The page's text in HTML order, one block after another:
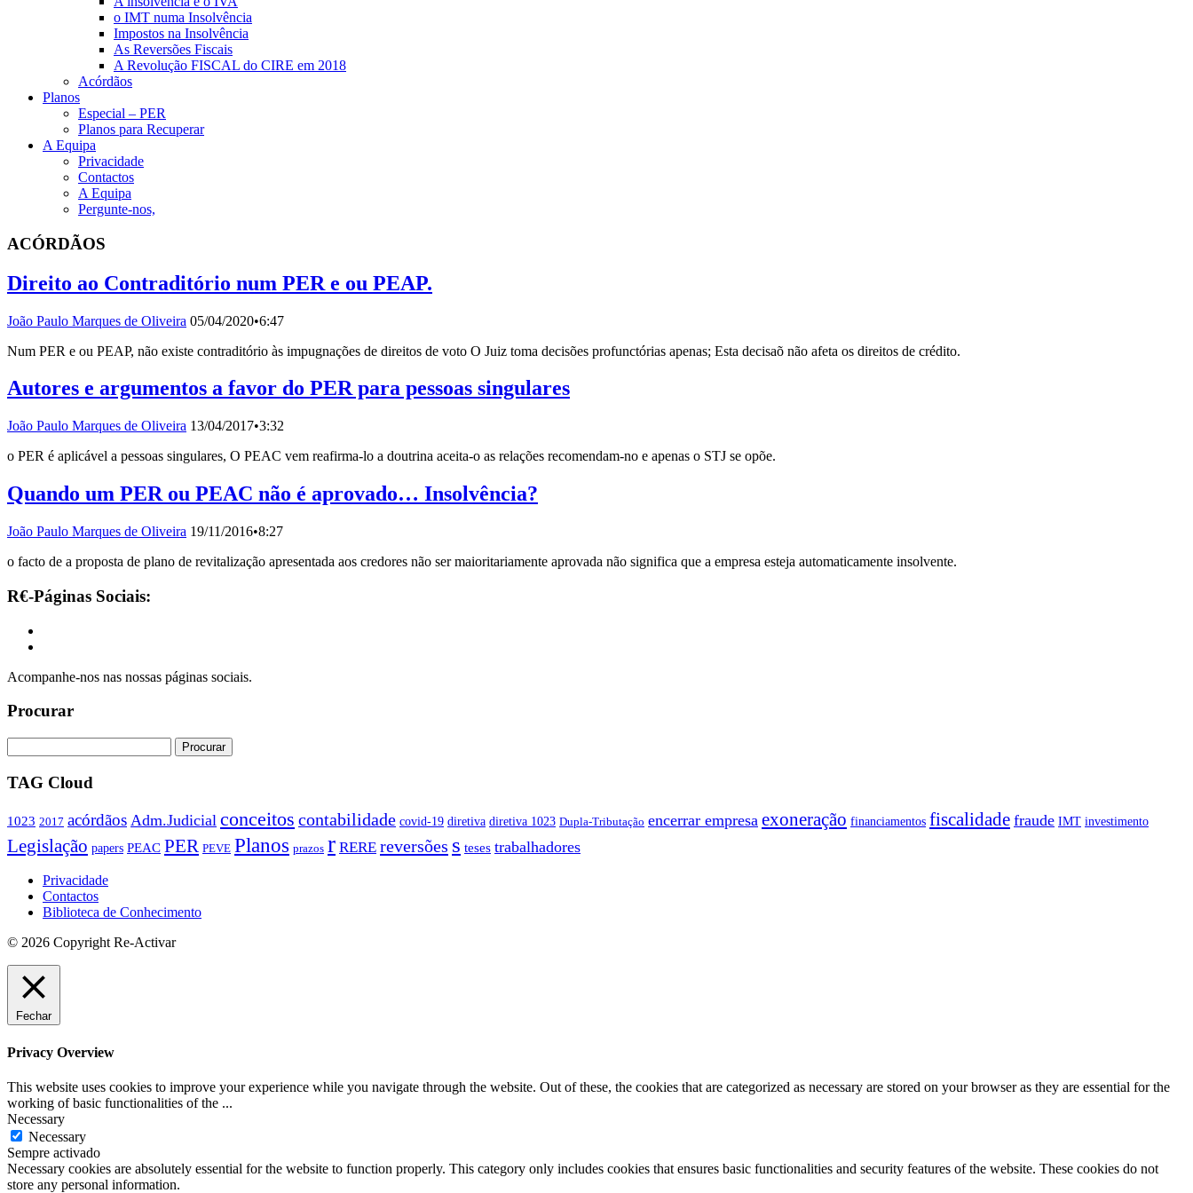
o IMT numa Insolvência
Impostos na Insolvência
As Reversões Fiscais
A Revolução FISCAL do CIRE em 2018
Acórdãos
Planos
Especial – PER
Planos para Recuperar
A Equipa
Privacidade
Contactos
A Equipa
Pergunte-nos,
ACÓRDÃOS
Direito ao Contraditório num PER e ou PEAP.
João Paulo Marques de Oliveira 05/04/2020•6:47
Num PER e ou PEAP, não existe contraditório às impugnações de direitos de voto O Juiz toma decisões profunctórias apenas; Esta decisaõ não afeta os direitos de crédito.
Autores e argumentos a favor do PER para pessoas singulares
João Paulo Marques de Oliveira 13/04/2017•3:32
o PER é aplicável a pessoas singulares, O PEAC vem reafirma-lo a doutrina aceita-o as relações recomendam-no e apenas o STJ se opõe.
Quando um PER ou PEAC não é aprovado… Insolvência?
João Paulo Marques de Oliveira 19/11/2016•8:27
o facto de a proposta de plano de revitalização apresentada aos credores não ser maioritariamente aprovada não significa que a empresa esteja automaticamente insolvente.
R€-Páginas Sociais:
Acompanhe-nos nas nossas páginas sociais.
Procurar
TAG Cloud
1023 2017 acórdãos Adm.Judicial conceitos contabilidade covid-19 diretiva diretiva 1023 Dupla-Tributação encerrar empresa exoneração financiamentos fiscalidade fraude IMT investimento
Legislação papers PEAC PER PEVE Planos prazos r RERE reversões s teses trabalhadores
Privacidade
Contactos
Biblioteca de Conhecimento
© 2026 Copyright Re-Activar
Fechar
Privacy Overview
This website uses cookies to improve your experience while you navigate through the website. Out of these, the cookies that are categorized as necessary are stored on your browser as they are essential for the
working of basic functionalities of the ...
Necessary
Necessary
Sempre activado
Necessary cookies are absolutely essential for the website to function properly. This category only includes cookies that ensures basic functionalities and security features of the website. These cookies do not
store any personal information.